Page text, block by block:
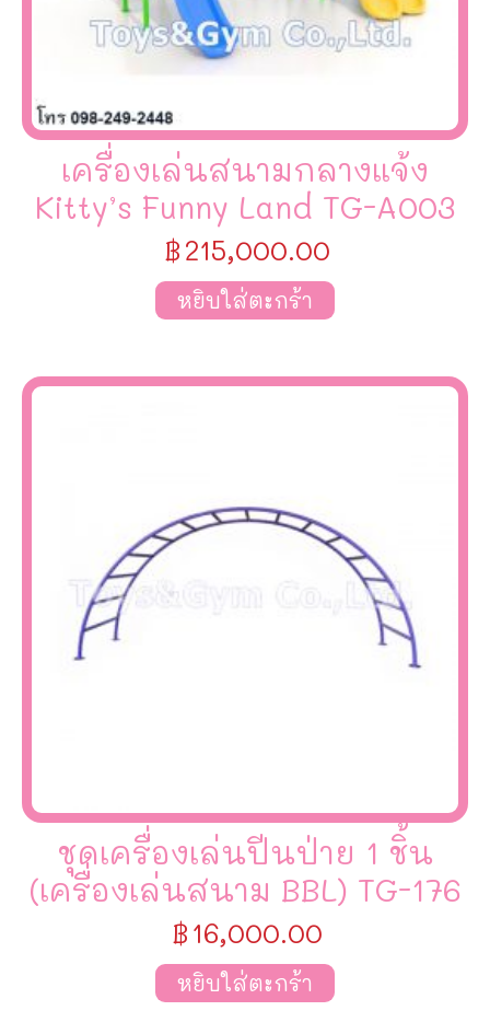
เครื่องเล่นสนามกลางแจ้ง
Kitty’s Funny Land TG-A003
฿215,000.00
หยิบใส่ตะกร้า
ชุดเครื่องเล่นปีนป่าย 1 ชิ้น
(เครื่องเล่นสนาม BBL) TG-176
฿16,000.00
หยิบใส่ตะกร้า